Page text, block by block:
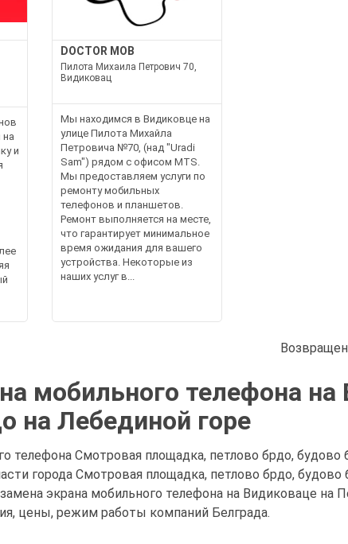
на
и
DOCTOR MOB
Пилота Михаила Петрович 70,
Видиковац
Мы находимся в Видиковце на
улице Пилота Михайла
Петровича №70, (над "Uradi
Sam") рядом с офисом MTS.
Мы предоставляем услуги по
ремонту мобильных
телефонов и планшетов.
Ремонт выполняется на месте,
что гарантирует минимальное
время ожидания для вашего
устройства. Некоторые из
наших услуг в...
мобильного телефона на
на Лебединой горе
телефона Смотровая площадка, петлово брдо,
города Смотровая площадка, петлово брдо,
экрана мобильного телефона на Видиковаце на
цены, режим работы компаний Белграда.